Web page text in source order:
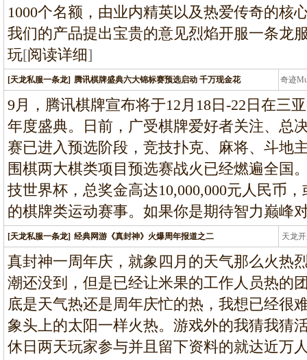
1000个名额，由业内精英以及热爱传奇的核
我们的产品提出宝贵的意见烈焰开服一条龙
玩[阅读详细]
[天龙私服一条龙] 腾讯棋牌盛典六大锦标赛预选启动 千万现金花 奇迹
条
9月，腾讯棋牌宣布将于12月18日-22日在三
年度盛典。日前，广受棋牌爱好者关注、总
赛已进入预选阶段，竞技扑克、麻将、斗地
围棋两大棋类项目预选赛战火已经燃遍全国
技世界杯，总奖金高达10,000,000元人民币
的棋牌类运动赛事。如果你是期待智力巅峰
[天龙私服一条龙] 经典网游《真封神》火爆周年报道之二 天龙
龙
真封神一周年庆，就象四月的天气那么火热
潮还没到，但是已经让米果的工作人员热的
底是天气热还是周年庆忙的热，我想已经很
象头上的太阳一样火热。游戏外的我猜我猜
休日两天玩家参与并且留下资料的就达近万